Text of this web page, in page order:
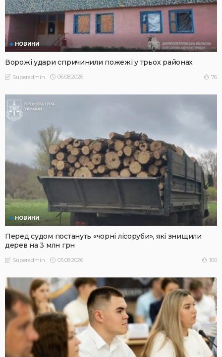
НОВИНИ
Ворожі удари спричинили пожежі у трьох районах
Superadmin 06.08.2026 76
НОВИНИ
Перед судом постануть «чорні лісоруби», які знищили
дерев на 3 млн грн
Superadmin 05.08.2026 100